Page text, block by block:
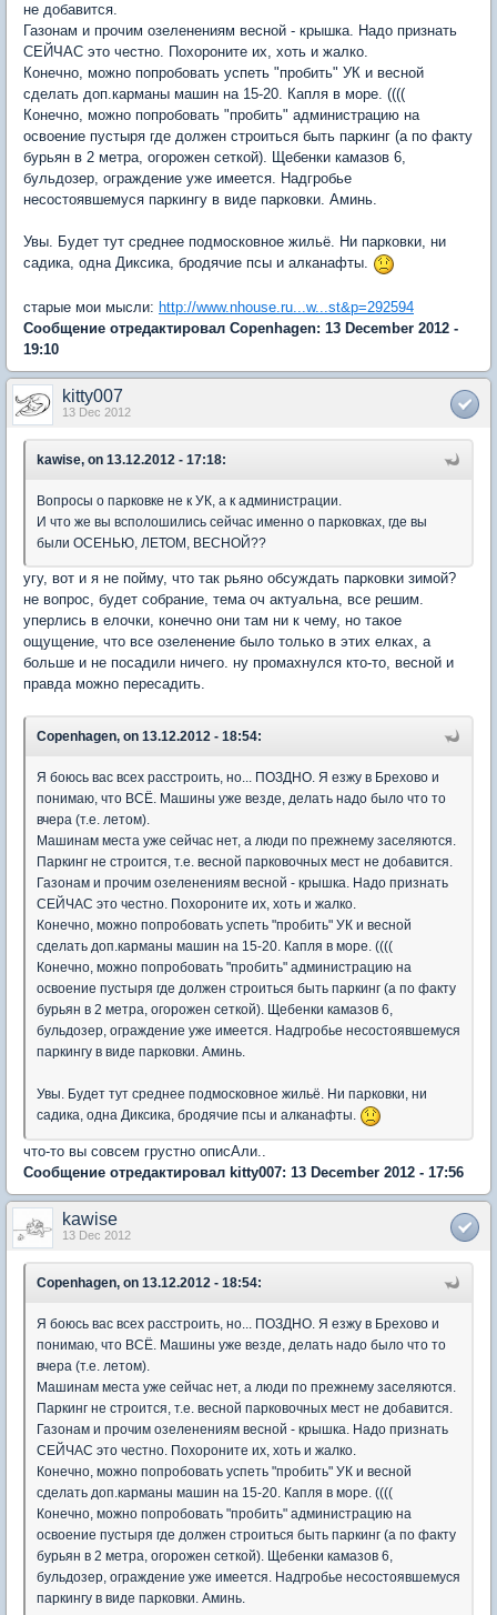
не добавится.
Газонам и прочим озеленениям весной - крышка. Надо признать
СЕЙЧАС это честно. Похороните их, хоть и жалко.
Конечно, можно попробовать успеть "пробить" УК и весной
сделать доп.карманы машин на 15-20. Капля в море. ((((
Конечно, можно попробовать "пробить" администрацию на
освоение пустыря где должен строиться быть паркинг (а по факту
бурьян в 2 метра, огорожен сеткой). Щебенки камазов 6,
бульдозер, ограждение уже имеется. Надгробье
несостоявшемуся паркингу в виде парковки. Аминь.
Увы. Будет тут среднее подмосковное жильё. Ни парковки, ни
садика, одна Диксика, бродячие псы и алканафты.
старые мои мысли: http://www.nhouse.ru...w...st&p=292594
Сообщение отредактировал Copenhagen: 13 December 2012 -
19:10
kitty007
13 Dec 2012
kawise, on 13.12.2012 - 17:18:
Вопросы о парковке не к УК, а к администрации.
И что же вы всполошились сейчас именно о парковках, где вы
были ОСЕНЬЮ, ЛЕТОМ, ВЕСНОЙ??
угу, вот и я не пойму, что так рьяно обсуждать парковки зимой?
не вопрос, будет собрание, тема оч актуальна, все решим.
уперлись в елочки, конечно они там ни к чему, но такое
ощущение, что все озеленение было только в этих елках, а
больше и не посадили ничего. ну промахнулся кто-то, весной и
правда можно пересадить.
Copenhagen, on 13.12.2012 - 18:54:
Я боюсь вас всех расстроить, но... ПОЗДНО. Я езжу в Брехово и
понимаю, что ВСЁ. Машины уже везде, делать надо было что то
вчера (т.е. летом).
Машинам места уже сейчас нет, а люди по прежнему заселяются.
Паркинг не строится, т.е. весной парковочных мест не добавится.
Газонам и прочим озеленениям весной - крышка. Надо признать
СЕЙЧАС это честно. Похороните их, хоть и жалко.
Конечно, можно попробовать успеть "пробить" УК и весной
сделать доп.карманы машин на 15-20. Капля в море. ((((
Конечно, можно попробовать "пробить" администрацию на
освоение пустыря где должен строиться быть паркинг (а по факту
бурьян в 2 метра, огорожен сеткой). Щебенки камазов 6,
бульдозер, ограждение уже имеется. Надгробье несостоявшемуся
паркингу в виде парковки. Аминь.
Увы. Будет тут среднее подмосковное жильё. Ни парковки, ни
садика, одна Диксика, бродячие псы и алканафты.
что-то вы совсем грустно описАли..
Сообщение отредактировал kitty007: 13 December 2012 - 17:56
kawise
13 Dec 2012
Copenhagen, on 13.12.2012 - 18:54:
Я боюсь вас всех расстроить, но... ПОЗДНО. Я езжу в Брехово и
понимаю, что ВСЁ. Машины уже везде, делать надо было что то
вчера (т.е. летом).
Машинам места уже сейчас нет, а люди по прежнему заселяются.
Паркинг не строится, т.е. весной парковочных мест не добавится.
Газонам и прочим озеленениям весной - крышка. Надо признать
СЕЙЧАС это честно. Похороните их, хоть и жалко.
Конечно, можно попробовать успеть "пробить" УК и весной
сделать доп.карманы машин на 15-20. Капля в море. ((((
Конечно, можно попробовать "пробить" администрацию на
освоение пустыря где должен строиться быть паркинг (а по факту
бурьян в 2 метра, огорожен сеткой). Щебенки камазов 6,
бульдозер, ограждение уже имеется. Надгробье несостоявшемуся
паркингу в виде парковки. Аминь.